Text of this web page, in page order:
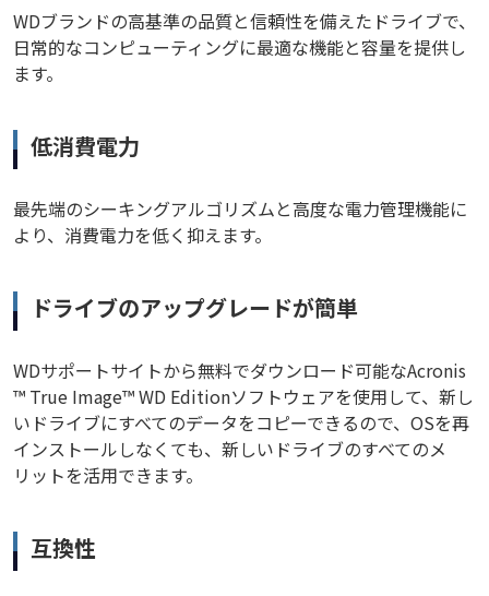
WDブランドの高基準の品質と信頼性を備えたドライブで、
日常的なコンピューティングに最適な機能と容量を提供し
ます。
低消費電力
最先端のシーキングアルゴリズムと高度な電力管理機能に
より、消費電力を低く抑えます。
ドライブのアップグレードが簡単
WDサポートサイトから無料でダウンロード可能なAcronis
™ True Image™ WD Editionソフトウェアを使用して、新し
いドライブにすべてのデータをコピーできるので、OSを再
インストールしなくても、新しいドライブのすべてのメ
リットを活用できます。
互換性